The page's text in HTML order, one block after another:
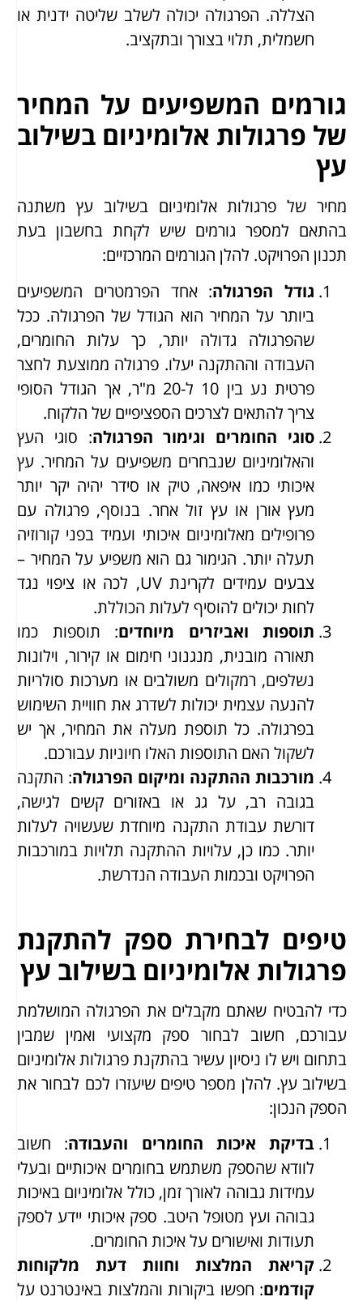
הצללה. הפרגולה יכולה לשלב שליטה ידנית או
חשמלית, תלוי בצורך ובתקציב.
גורמים המשפיעים על המחיר
של פרגולות אלומיניום בשילוב
עץ
מחיר של פרגולות אלומיניום בשילוב עץ משתנה
בהתאם למספר גורמים שיש לקחת בחשבון בעת
תכנון הפרויקט. להלן הגורמים המרכזיים:
גודל הפרגולה: אחד הפרמטרים המשפיעים
ביותר על המחיר הוא הגודל של הפרגולה. ככל
שהפרגולה גדולה יותר, כך עלות החומרים,
העבודה וההתקנה יעלו. פרגולה ממוצעת לחצר
פרטית נע בין 10 ל-20 מ"ר, אך הגודל הסופי
צריך להתאים לצרכים הספציפיים של הלקוח.
סוגי החומרים וגימור הפרגולה: סוגי העץ
והאלומיניום שנבחרים משפיעים על המחיר. עץ
איכותי כמו איפאה, טיק או סידר יהיה יקר יותר
מעץ אורן או עץ זול אחר. בנוסף, פרגולה עם
פרופילים מאלומיניום איכותי ועמיד בפני קורוזיה
תעלה יותר. הגימור גם הוא משפיע על המחיר –
צבעים עמידים לקרינת UV, לכה או ציפוי נגד
לחות יכולים להוסיף לעלות הכוללת.
תוספות ואביזרים מיוחדים: תוספות כמו
תאורה מובנית, מנגנוני חימום או קירור, וילונות
נשלפים, רמקולים משולבים או מערכות סולריות
להנעה עצמית יכולות לשדרג את חוויית השימוש
בפרגולה. כל תוספת מעלה את המחיר, אך יש
לשקול האם התוספות האלו חיוניות עבורכם.
מורכבות ההתקנה ומיקום הפרגולה: התקנה
בגובה רב, על גג או באזורים קשים לגישה,
דורשת עבודת התקנה מיוחדת שעשויה לעלות
יותר. כמו כן, עלויות ההתקנה תלויות במורכבות
הפרויקט ובכמות העבודה הנדרשת.
טיפים לבחירת ספק להתקנת
פרגולות אלומיניום בשילוב עץ
כדי להבטיח שאתם מקבלים את הפרגולה המושלמת
עבורכם, חשוב לבחור ספק מקצועי ואמין שמבין
בתחום ויש לו ניסיון עשיר בהתקנת פרגולות אלומיניום
בשילוב עץ. להלן מספר טיפים שיעזרו לכם לבחור את
הספק הנכון:
בדיקת איכות החומרים והעבודה: חשוב
לוודא שהספק משתמש בחומרים איכותיים ובעלי
עמידות גבוהה לאורך זמן, כולל אלומיניום באיכות
גבוהה ועץ מטופל היטב. ספק איכותי יידע לספק
תעודות ואישורים על איכות החומרים.
קריאת המלצות וחוות דעת מלקוחות
קודמים: חפשו ביקורות והמלצות באינטרנט על